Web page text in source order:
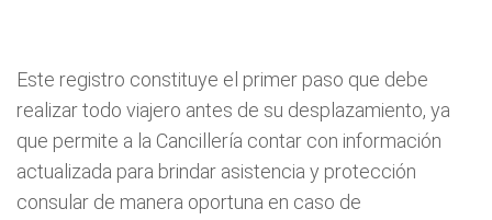
Este registro constituye el primer paso que debe
realizar todo viajero antes de su desplazamiento, ya
que permite a la Cancillería contar con información
actualizada para brindar asistencia y protección
consular de manera oportuna en caso de